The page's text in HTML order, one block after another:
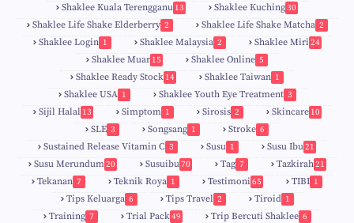
Shaklee Kuala Terengganu 13
Shaklee Kuching30
Shaklee Life Shake Elderberry 2 Shaklee Life Shake Matcha 2
Shaklee Login 1 Shaklee Malaysia 2 Shaklee Miri 24
Shaklee Muar 15
8
Shaklee Online 5
Shaklee Ready Stock 14 Shaklee Taiwan 1
Shaklee USA 1 Shaklee Youth Eye Treatment 3
Sijil Halal 13 Simptom 1 Sirosis 2 Skincare 10
SLE 3 Songsang 1 Stroke 6
Sustained Release Vitamin C 3 Susu 1 Susu Ibu21
0
Susu Merundum20
Susuibu70 Tag 7 Tazkirah21
7
Tekanan 7 Teknik Roya 1 Testimoni 65
5
TIBI 1
Tips Keluarga 6 Tips Travel 2 Tiroid 1
Training 7 Trial Pack49 Trip Bercuti Shaklee 6